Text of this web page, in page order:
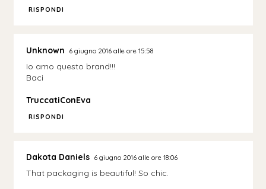
RISPONDI
Unknown 6 giugno 2016 alle ore 15:58
Io amo questo brand!!!
Baci
TruccatiConEva
RISPONDI
Dakota Daniels 6 giugno 2016 alle ore 18:06
That packaging is beautiful! So chic.